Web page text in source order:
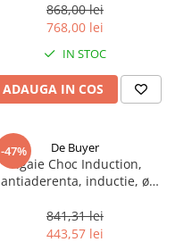
868,00 lei
768,00 lei
IN STOC
ADAUGA IN COS
-47% De Buyer
Tigaie Choc Induction,
antiaderenta, inductie, ø
841,31 lei
443,57 lei